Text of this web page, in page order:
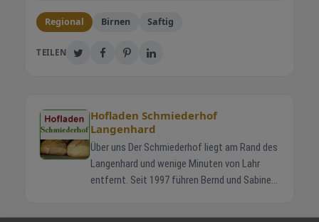
Regional Birnen Saftig
TEILEN
Hofladen Schmiederhof
Langenhard
Über uns Der Schmiederhof liegt am Rand des
Langenhard und wenige Minuten von Lahr
entfernt. Seit 1997 führen Bernd und Sabine